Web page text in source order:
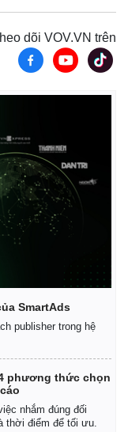
khoán
dõi VOV.VN trên
SmartAds
publisher trong hệ
phương thức chọn
nhắm đúng đối
thời điểm để tối ưu.